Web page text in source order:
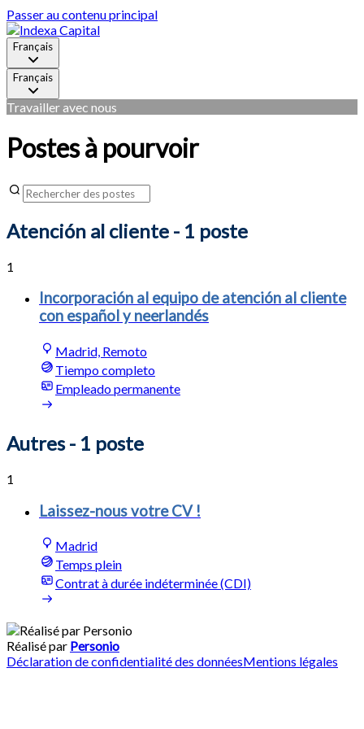
Passer au contenu principal
Français
Français
Travailler avec nous
Postes à pourvoir
Atención al cliente - 1 poste
1
Incorporación al equipo de atención al cliente
con español y neerlandés
Madrid, Remoto
Tiempo completo
Empleado permanente
Autres- 1 poste
1
Laissez-nous votre CV !
Madrid
Temps plein
Contrat à durée indéterminée (CDI)
Réalisé par Personio
Déclaration de confidentialité des donnéesMentions légales